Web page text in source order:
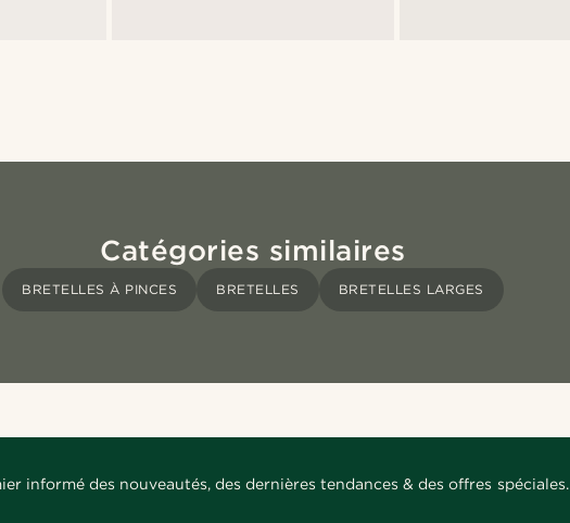
Catégories similaires
BRETELLES À PINCES BRETELLES BRETELLES LARGES
informé des nouveautés, des dernières tendances & des offres spéciales.